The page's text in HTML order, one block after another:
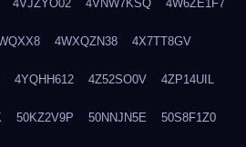
4VJZYO02 4VNW7KSQ 4W6ZE1F7
4WXQZN38 4X7TT8GV
4YQHH612 4Z52SO0V 4ZP14UIL
50KZ2V9P 50NNJN5E 50S8F1Z0